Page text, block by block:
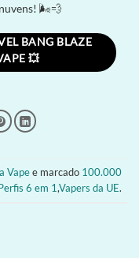
🌬️💨
BANG BLAZE
💥
Vapee marcado 100.000
6 em 1,Vapers da UE.